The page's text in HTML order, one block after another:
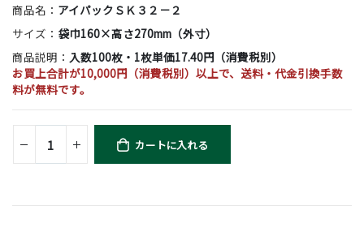
商品名： アイパックＳＫ３２－２
サイズ： 袋巾160×高さ270mm（外寸）
商品説明： 入数100枚・1枚単価17.40円（消費税別）
お買上合計が10,000円（消費税別）以上で、送料・代金引換手数
料が無料です。
カートに入れる